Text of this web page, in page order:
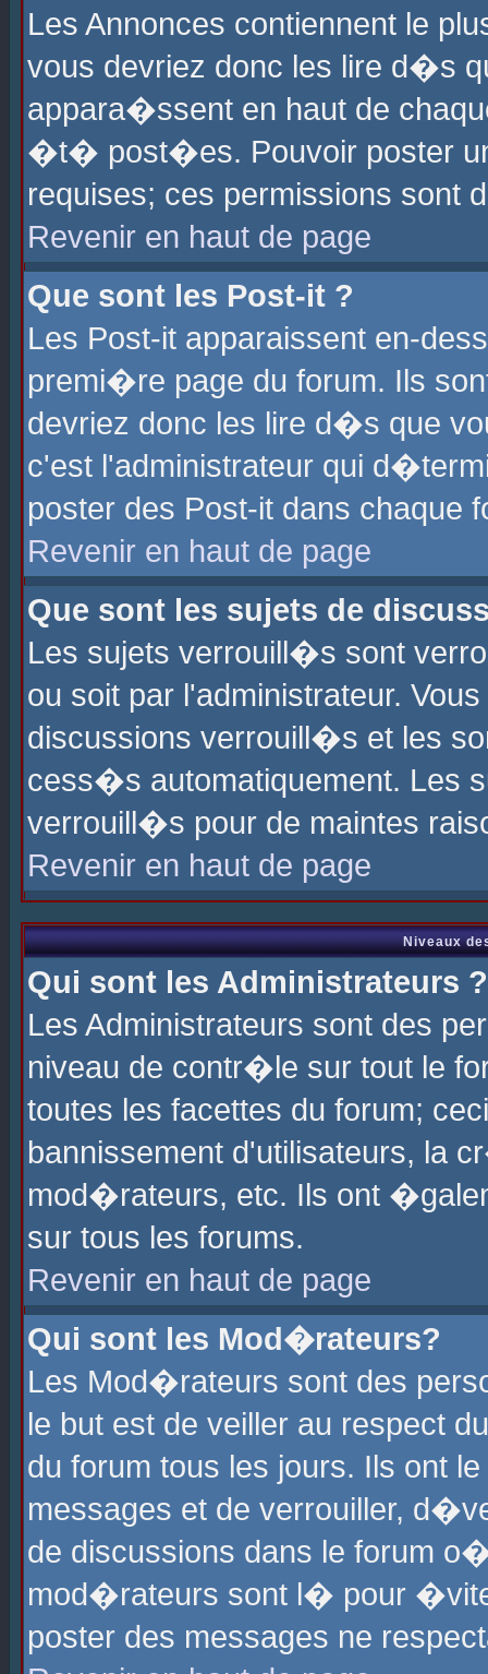
Les Annonces contiennent le
vous devriez donc les lire d�s
appara�ssent en haut de
�t� post�es. Pouvoir poster
requises; ces permissions sont
Revenir en haut de page
Que sont les Post-it ?
Les Post-it apparaissent en-
premi�re page du forum. Ils
devriez donc les lire d�s que
c'est l'administrateur qui
poster des Post-it dans chaque
Revenir en haut de page
Que sont les sujets de
Les sujets verrouill�s sont
ou soit par l'administrateur.
discussions verrouill�s et les
cess�s automatiquement. Les
verrouill�s pour de maintes
Revenir en haut de page
Niveaux
Qui sont les Administrateurs ?
Les Administrateurs sont des
niveau de contr�le sur tout le
toutes les facettes du forum;
bannissement d'utilisateurs, la
mod�rateurs, etc. Ils ont
sur tous les forums.
Revenir en haut de page
Qui sont les Mod�rateurs?
Les Mod�rateurs sont des
le but est de veiller au respect
du forum tous les jours. Ils ont
messages et de verrouiller,
de discussions dans le forum
mod�rateurs sont l� pour
poster des messages ne